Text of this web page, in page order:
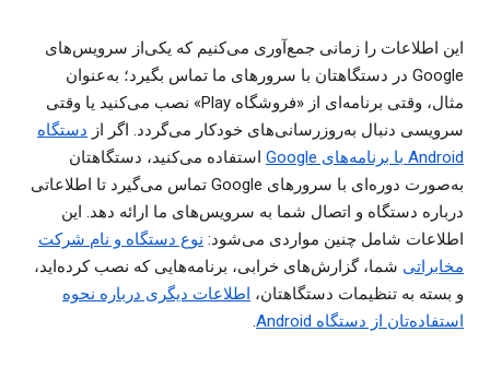
این اطلاعات را زمانی جمع‌آوری می‌کنیم که یکی‌از سرویس‌های
Google در دستگاهتان با سرورهای ما تماس بگیرد؛ به‌عنوان
مثال، وقتی برنامه‌ای از «فروشگاه Play» نصب می‌کنید یا وقتی
سرویسی دنبال به‌روزرسانی‌های خودکار می‌گردد. اگر از دستگاه
Android با برنامه‌های Google
استفاده می‌کنید، دستگاهتان
به‌صورت دوره‌ای با سرورهای Google تماس می‌گیرد تا اطلاعاتی
درباره دستگاه و اتصال شما به سرویس‌های ما ارائه دهد. این
اطلاعات شامل چنین مواردی می‌شود: نوع دستگاه و نام شرکت
مخابراتی شما، گزارش‌های خرابی، برنامه‌هایی که نصب کرده‌اید،
و بسته به تنظیمات دستگاهتان، اطلاعات دیگری درباره نحوه
استفاده‌تان از دستگاه Android
.